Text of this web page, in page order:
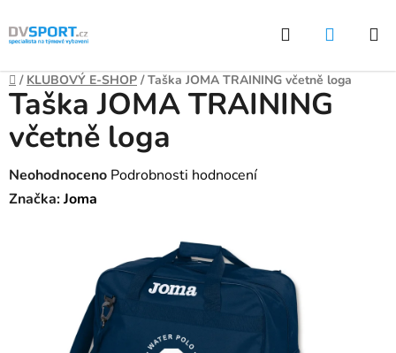
Přejít
na
Hledat
Domů
/ KLUBOVÝ E-SHOP / Taška JOMA TRAINING včetně loga
Taška JOMA TRAINING
včetně loga
Průměrné
hodnocení
hvězdiček.
Neohodnoceno Podrobnosti hodnocení
Značka:Joma